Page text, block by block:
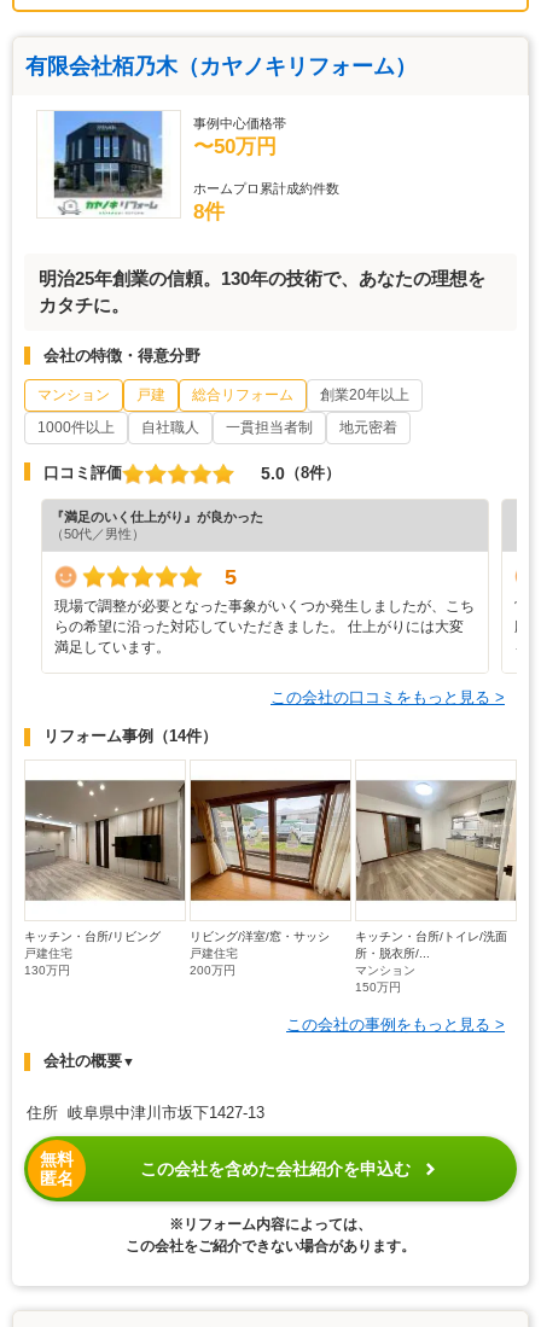
有限会社栢乃木（カヤノキリフォーム）
事例中心価格帯
〜50万円
ホームプロ累計成約件数
8件
明治25年創業の信頼。130年の技術で、あなたの理想を
カタチに。
会社の特徴・得意分野
マンション 戸建 総合リフォーム
創業20年以上
1000件以上
自社職人 一貫担当者制 地元密着
口コミ評価 5.0 （8件）
『満足のいく仕上がり』が良かった
（50代／男性）
5
現場で調整が必要となった事象がいくつか発生しましたが、こち
らの希望に沿った対応していただきました。 仕上がりには大変
満足しています。
営
応
を
この会社の口コミをもっと見る >
リフォーム事例 （14件）
キッチン・台所/リビング
戸建住宅
130万円
リビング/洋室/窓・サッシ
戸建住宅
200万円
キッチン・台所/トイレ/洗面
所・脱衣所/...
マンション
150万円
この会社の事例をもっと見る >
会社の概要▼
住所 岐阜県中津川市坂下1427-13
無料
匿名
この会社を含めた会社紹介を申込む
※リフォーム内容によっては、
この会社をご紹介できない場合があります。